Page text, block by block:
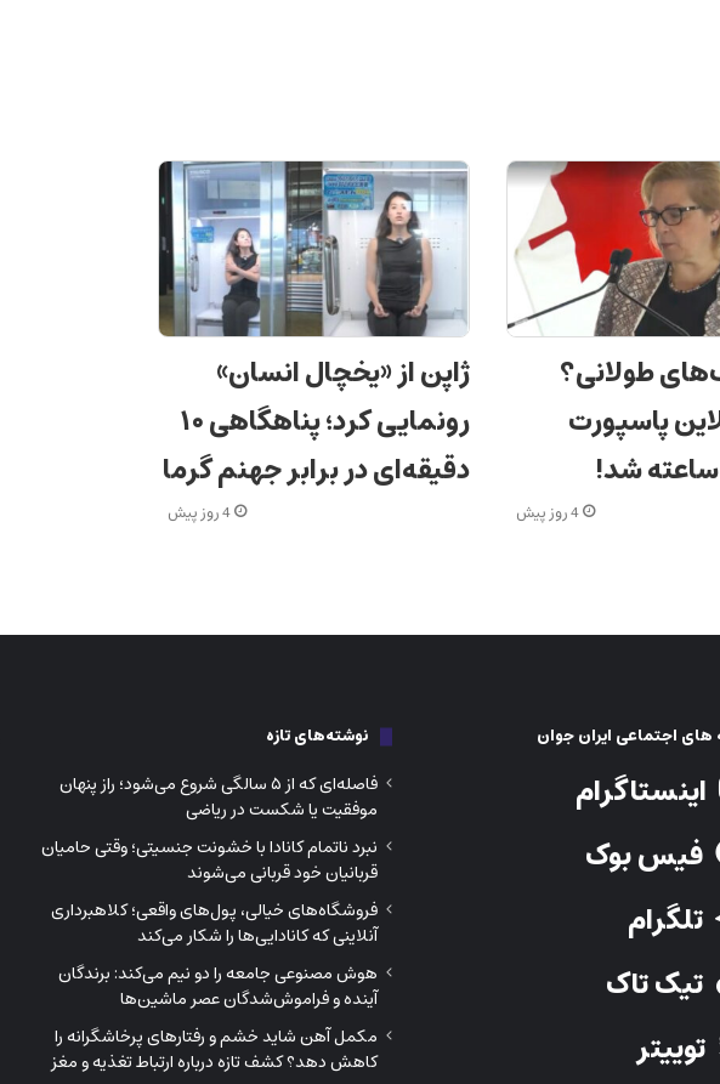
طولانی؟
پاسپورت
4 روز پیش
ژاپن از «یخچال انسان»
رونمایی کرد؛ پناهگاهی ۱۰
دقیقه‌ای در برابر جهنم گرما
4 روز پیش
اجتماعی ایران جوان
اینستاگرام
فیس بوک
تلگرام
تیک تاک
توییتر
نوشته‌های تازه
فاصله‌ای که از ۵ سالگی شروع می‌شود؛ راز پنهان
موفقیت یا شکست در ریاضی
نبرد ناتمام کانادا با خشونت جنسیتی؛ وقتی حامیان
قربانیان خود قربانی می‌شوند
فروشگاه‌های خیالی، پول‌های واقعی؛ کلاهبرداری
آنلاینی که کانادایی‌ها را شکار می‌کند
هوش مصنوعی جامعه را دو نیم می‌کند: برندگان
آینده و فراموش‌شدگان عصر ماشین‌ها
مکمل آهن شاید خشم و رفتارهای پرخاشگرانه را
کاهش دهد؟ کشف تازه درباره ارتباط تغذیه و مغز